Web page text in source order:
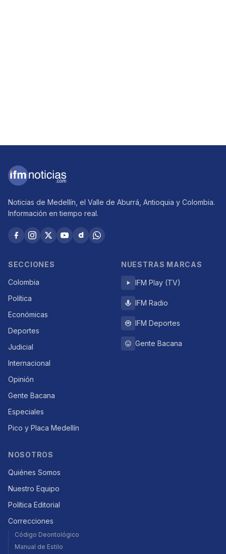
Noticias de Medellín, el Valle de Aburrá, Antioquia y Colombia.
Información en tiempo real.
SECCIONES
Colombia
Política
Económicas
Deportes
Judicial
Internacional
Opinión
Gente Bacana
Especiales
Pico y Placa Medellín
NUESTRAS MARCAS
IFM Play (TV)
IFM Radio
IFM Deportes
Gente Bacana
NOSOTROS
Quiénes Somos
Nuestro Equipo
Política Editorial
Correcciones
Código Deontológico
Manual de Estilo